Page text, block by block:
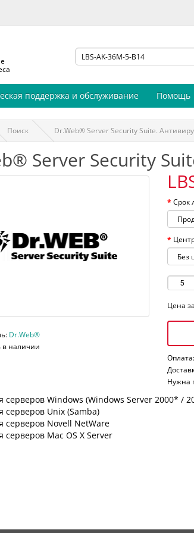
поддержка и обслуживание Помощь
Поиск Dr.Web® Server Security Suite.
Server Security
Dr.Web®
в наличии
Срок
Цена
Нужна
серверов Windows (Windows Server 2000* /
серверов Unix (Samba)
серверов Novell NetWare
серверов Mac OS X Server